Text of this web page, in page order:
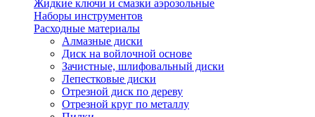
Жидкие ключи и смазки аэрозольные
Наборы инструментов
Расходные материалы
Алмазные диски
Диск на войлочной основе
Зачистные, шлифовальный диски
Лепестковые диски
Отрезной диск по дереву
Отрезной круг по металлу